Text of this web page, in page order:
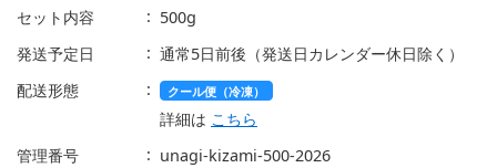
セット内容
500g
発送予定日
通常5日前後（発送日カレンダー休日除く）
配送形態
クール便（冷凍）
詳細は こちら
管理番号
unagi-kizami-500-2026